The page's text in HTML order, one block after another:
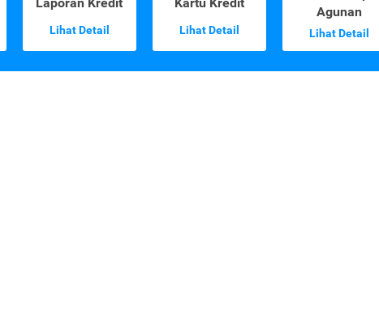
Lihat Detail Lihat Detail
Agunan
Lihat Detail